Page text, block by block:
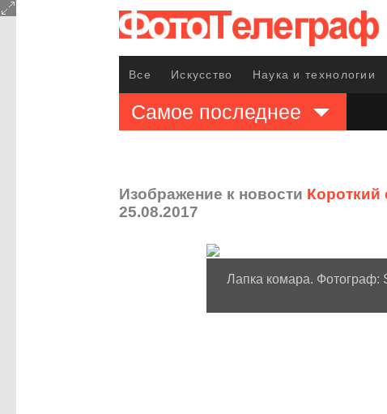
Все Искусство Наука и технологии
Самое последнее
Изображение к новости Короткий
25.08.2017
Лапка комара. Фотограф: